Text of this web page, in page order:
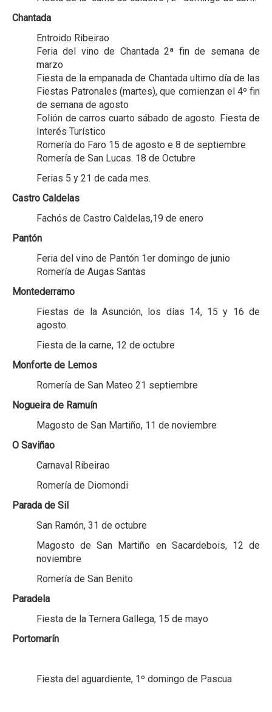
Chantada
Entroido Ribeirao
Feria del vino de Chantada 2ª fin de semana de
marzo
Fiesta de la empanada de Chantada ultimo día de las
Fiestas Patronales (martes), que comienzan el 4º fin
de semana de agosto
Folión de carros cuarto sábado de agosto. Fiesta de
Interés Turístico
Romería do Faro 15 de agosto e 8 de septiembre
Romería de San Lucas. 18 de Octubre
Ferias 5 y 21 de cada mes.
Castro Caldelas
Fachós de Castro Caldelas,19 de enero
Pantón
Feria del vino de Pantón 1er domingo de junio
Romería de Augas Santas
Montederramo
Fiestas de la Asunción, los días 14, 15 y 16 de
agosto.
Fiesta de la carne, 12 de octubre
Monforte de Lemos
Romería de San Mateo 21 septiembre
Nogueira de Ramuín
Magosto de San Martiño, 11 de noviembre
O Saviñao
Carnaval Ribeirao
Romería de Diomondi
Parada de Sil
San Ramón, 31 de octubre
Magosto de San Martiño en Sacardebois, 12 de
noviembre
Romería de San Benito
Paradela
Fiesta de la Ternera Gallega, 15 de mayo
Portomarín
Fiesta del aguardiente, 1º domingo de Pascua